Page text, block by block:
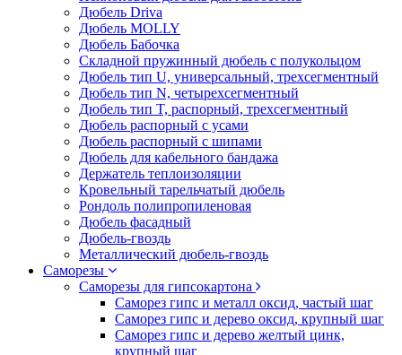
Дюбель Driva
Дюбель MOLLY
Дюбель Бабочка
Складной пружинный дюбель с полукольцом
Дюбель тип U, универсальный, трехсегментный
Дюбель тип N, четырехсегментный
Дюбель тип T, распорный, трехсегментный
Дюбель распорный с усами
Дюбель распорный с шипами
Дюбель для кабельного бандажа
Держатель теплоизоляции
Кровельный тарельчатый дюбель
Рондоль полипропиленовая
Дюбель фасадный
Дюбель-гвоздь
Металлический дюбель-гвоздь
Саморезы
Саморезы для гипсокартона
Саморез гипс и металл оксид, частый шаг
Саморез гипс и дерево оксид, крупный шаг
Саморез гипс и дерево желтый цинк,
крупный шаг